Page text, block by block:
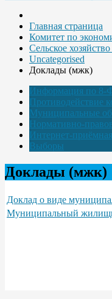
Главная страница
Комитет по
Сельское
Uncategorised
Доклады (мжк)
Информация по 8-
Противодействие
Муниципальные
Нормативно-
Интернет-приёмная
Выборы
Доклады (мжк)
Доклад о виде
Муниципальный